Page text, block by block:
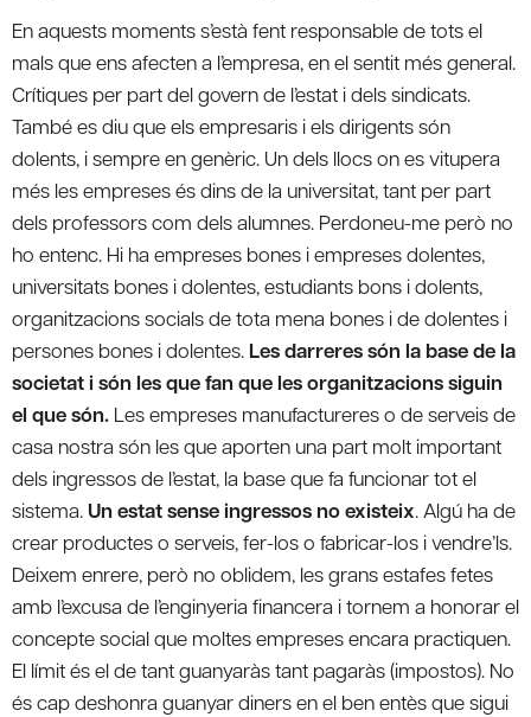
En aquests moments s’està fent responsable de tots el
mals que ens afecten a l’empresa, en el sentit més general.
Crítiques per part del govern de l’estat i dels sindicats.
També es diu que els empresaris i els dirigents són
dolents, i sempre en genèric. Un dels llocs on es vitupera
més les empreses és dins de la universitat, tant per part
dels professors com dels alumnes. Perdoneu-me però no
ho entenc. Hi ha empreses bones i empreses dolentes,
universitats bones i dolentes, estudiants bons i dolents,
organitzacions socials de tota mena bones i de dolentes i
persones bones i dolentes. Les darreres són la base de la
societat i són les que fan que les organitzacions siguin
el que són. Les empreses manufactureres o de serveis de
casa nostra són les que aporten una part molt important
dels ingressos de l’estat, la base que fa funcionar tot el
sistema. Un estat sense ingressos no existeix. Algú ha de
crear productes o serveis, fer-los o fabricar-los i vendre’ls.
Deixem enrere, però no oblidem, les grans estafes fetes
amb l’excusa de l’enginyeria financera i tornem a honorar el
concepte social que moltes empreses encara practiquen.
El límit és el de tant guanyaràs tant pagaràs (impostos). No
és cap deshonra guanyar diners en el ben entès que sigui